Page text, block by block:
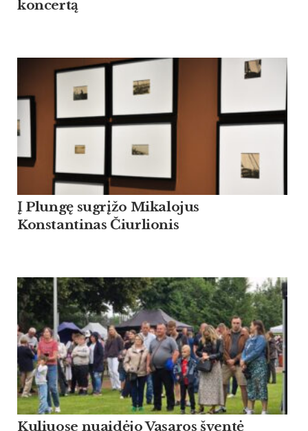
koncertą
Į Plungę sugrįžo Mikalojus
Konstantinas Čiurlionis
Kuliuose nuaidėjo Vasaros šventė